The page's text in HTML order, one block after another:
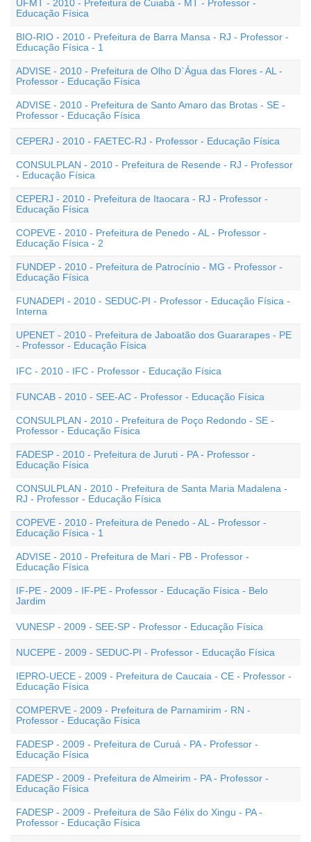
UFMT - 2010 - Prefeitura de Cuiabá - MT - Professor -
Educação Física
BIO-RIO - 2010 - Prefeitura de Barra Mansa - RJ - Professor -
Educação Física - 1
ADVISE - 2010 - Prefeitura de Olho D`Água das Flores - AL -
Professor - Educação Física
ADVISE - 2010 - Prefeitura de Santo Amaro das Brotas - SE -
Professor - Educação Física
CEPERJ - 2010 - FAETEC-RJ - Professor - Educação Física
CONSULPLAN - 2010 - Prefeitura de Resende - RJ - Professor
- Educação Física
CEPERJ - 2010 - Prefeitura de Itaocara - RJ - Professor -
Educação Física
COPEVE - 2010 - Prefeitura de Penedo - AL - Professor -
Educação Física - 2
FUNDEP - 2010 - Prefeitura de Patrocínio - MG - Professor -
Educação Física
FUNADEPI - 2010 - SEDUC-PI - Professor - Educação Física -
Interna
UPENET - 2010 - Prefeitura de Jaboatão dos Guararapes - PE
- Professor - Educação Física
IFC - 2010 - IFC - Professor - Educação Física
FUNCAB - 2010 - SEE-AC - Professor - Educação Física
CONSULPLAN - 2010 - Prefeitura de Poço Redondo - SE -
Professor - Educação Física
FADESP - 2010 - Prefeitura de Juruti - PA - Professor -
Educação Física
CONSULPLAN - 2010 - Prefeitura de Santa Maria Madalena -
RJ - Professor - Educação Física
COPEVE - 2010 - Prefeitura de Penedo - AL - Professor -
Educação Física - 1
ADVISE - 2010 - Prefeitura de Mari - PB - Professor -
Educação Física
IF-PE - 2009 - IF-PE - Professor - Educação Física - Belo
Jardim
VUNESP - 2009 - SEE-SP - Professor - Educação Física
NUCEPE - 2009 - SEDUC-PI - Professor - Educação Física
IEPRO-UECE - 2009 - Prefeitura de Caucaia - CE - Professor -
Educação Física
COMPERVE - 2009 - Prefeitura de Parnamirim - RN -
Professor - Educação Física
FADESP - 2009 - Prefeitura de Curuá - PA - Professor -
Educação Física
FADESP - 2009 - Prefeitura de Almeirim - PA - Professor -
Educação Física
FADESP - 2009 - Prefeitura de São Félix do Xingu - PA -
Professor - Educação Física